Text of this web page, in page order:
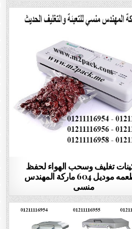
تغليف وسحب الهواء لحفظ
الأطعمه موديل 604 ماركة المهندس
منسى